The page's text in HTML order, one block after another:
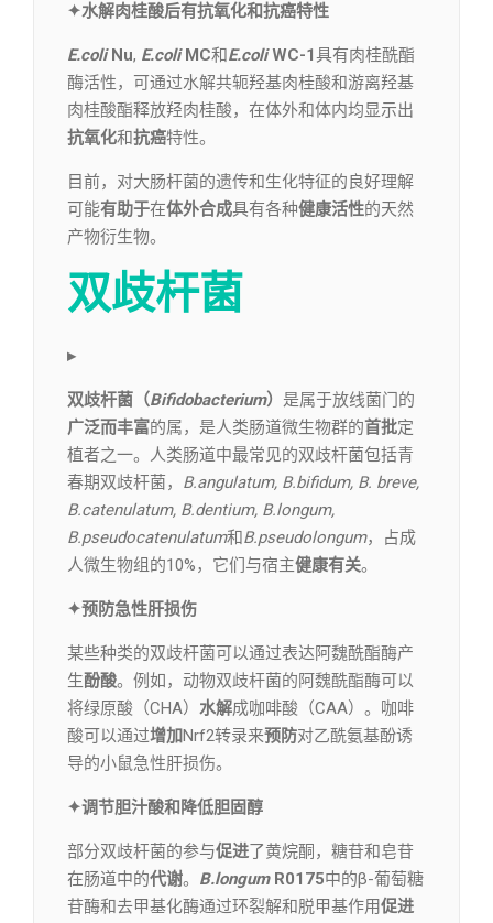
✦水解肉桂酸后有抗氧化和抗癌特性
E.coliNu, E.coliMC和E.coliWC-1具有肉桂酰酯
酶活性，可通过水解共轭羟基肉桂酸和游离羟基
肉桂酸酯释放羟肉桂酸，在体外和体内均显示出
抗氧化和抗癌特性。
目前，对大肠杆菌的遗传和生化特征的良好理解
可能有助于在体外合成具有各种健康活性的天然
产物衍生物。
双歧杆菌
▸
双歧杆菌（Bifidobacterium） 是属于放线菌门的
广泛而丰富的属，是人类肠道微生物群的首批定
植者之一。人类肠道中最常见的双歧杆菌包括青
春期双歧杆菌， B.angulatum, B.bifidum, B. breve,
B.catenulatum, B.dentium, B.longum,
B.pseudocatenulatum和B.pseudolongum，占成
人微生物组的10%，它们与宿主健康有关。
✦预防急性肝损伤
某些种类的双歧杆菌可以通过表达阿魏酰酯酶产
生酚酸。例如，动物双歧杆菌的阿魏酰酯酶可以
将绿原酸（CHA） 水解成咖啡酸（CAA）。咖啡
酸可以通过增加Nrf2转录来预防对乙酰氨基酚诱
导的小鼠急性肝损伤。
✦调节胆汁酸和降低胆固醇
部分双歧杆菌的参与促进了黄烷酮，糖苷和皂苷
在肠道中的代谢。 B.longumR0175中的β-葡萄糖
苷酶和去甲基化酶通过环裂解和脱甲基作用促进